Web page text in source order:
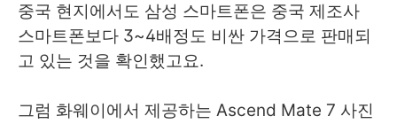
중국 현지에서도 삼성 스마트폰은 중국 제조사
스마트폰보다 3~4배정도 비싼 가격으로 판매되
고 있는 것을 확인했고요.
그럼 화웨이에서 제공하는 Ascend Mate 7 사진